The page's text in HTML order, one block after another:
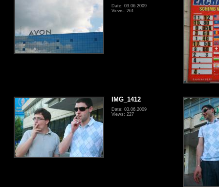
Date: 03.06.2009
Views: 261
IMG_1412
Date: 03.06.2009
Views: 227